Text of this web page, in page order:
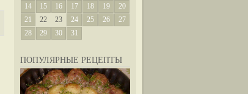
14
15 16 17 18 19
20
21
22 23 24 25 26
27
28
29 30 31
ПОПУЛЯРНЫЕ РЕЦЕПТЫ